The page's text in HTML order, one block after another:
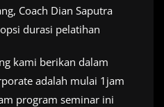
Coach Dian Saputra
durasi pelatihan
kami berikan dalam
adalah mulai 1jam
program seminar ini